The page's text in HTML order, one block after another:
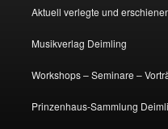
Aktuell verlegte und
Musikverlag Deimling
Workshops – Seminare –
Prinzenhaus-Sammlung